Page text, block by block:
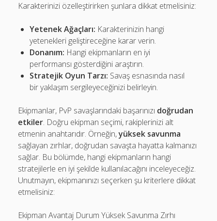
Karakterinizi özelleştirirken şunlara dikkat etmelisiniz:
Yetenek Ağaçları: Karakterinizin hangi
yetenekleri geliştireceğine karar verin.
Donanım: Hangi ekipmanların en iyi
performansı gösterdiğini araştırın.
Stratejik Oyun Tarzı: Savaş esnasında nasıl
bir yaklaşım sergileyeceğinizi belirleyin.
Ekipmanlar, PvP savaşlarındaki başarınızı doğrudan
etkiler. Doğru ekipman seçimi, rakiplerinizi alt
etmenin anahtarıdır. Örneğin,yüksek savunma
sağlayan zırhlar, doğrudan savaşta hayatta kalmanızı
sağlar. Bu bölümde, hangi ekipmanların hangi
stratejilerle en iyi şekilde kullanılacağını inceleyeceğiz.
Unutmayın, ekipmanınızı seçerken şu kriterlere dikkat
etmelisiniz:
Ekipman Avantaj Durum Yüksek Savunma Zırhı